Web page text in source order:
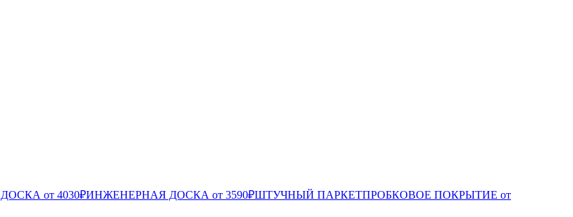
от 4030₽ИНЖЕНЕРНАЯ ДОСКА от 3590₽ШТУЧНЫЙ ПАРКЕТПРОБКОВОЕ ПОКРЫТИЕ от